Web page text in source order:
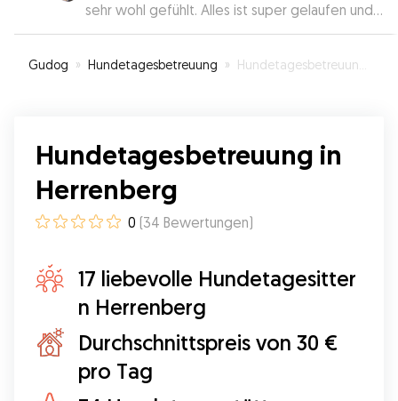
sehr wohl gefühlt. Alles ist super gelaufen und
wir sind sehr zufrieden. Besonders schön ist,
Teddy auch mit anderen Hunden frei spielen
Gudog » Hundetagesbetreuung » Hundetagesbetreuung in Herrenberg
Hundetagesbetreuung in
Herrenberg
0 (34 Bewertungen)
17 liebevolle Hundetagesitter
n Herrenberg
Durchschnittspreis von 30 €
pro Tag